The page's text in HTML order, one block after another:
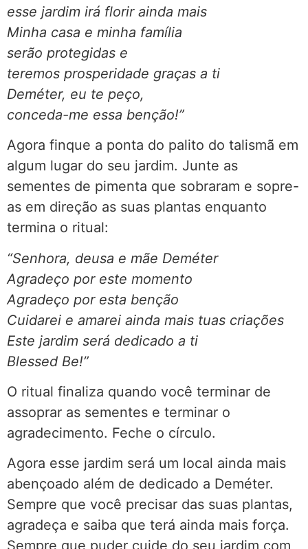
esse jardim irá florir ainda mais
Minha casa e minha família
serão protegidas e
teremos prosperidade graças a ti
Deméter, eu te peço,
conceda-me essa benção!”
Agora finque a ponta do palito do talismã em
algum lugar do seu jardim. Junte as
sementes de pimenta que sobraram e sopre-
as em direção as suas plantas enquanto
termina o ritual:
“Senhora, deusa e mãe Deméter
Agradeço por este momento
Agradeço por esta benção
Cuidarei e amarei ainda mais tuas criações
Este jardim será dedicado a ti
Blessed Be!”
O ritual finaliza quando você terminar de
assoprar as sementes e terminar o
agradecimento. Feche o círculo.
Agora esse jardim será um local ainda mais
abençoado além de dedicado a Deméter.
Sempre que você precisar das suas plantas,
agradeça e saiba que terá ainda mais força.